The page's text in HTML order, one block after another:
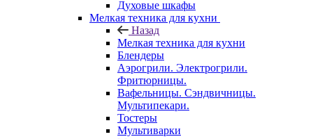
Духовые шкафы
Мелкая техника для кухни
Назад
Мелкая техника для кухни
Блендеры
Аэрогрили. Электрогрили.
Фритюрницы.
Вафельницы. Сэндвичницы.
Мультипекари.
Тостеры
Мультиварки